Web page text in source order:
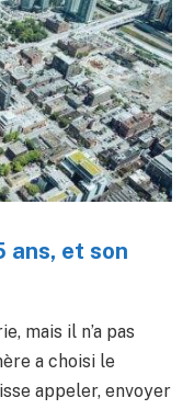
ans, et son
mais il n’a pas
a choisi le
appeler, envoyer